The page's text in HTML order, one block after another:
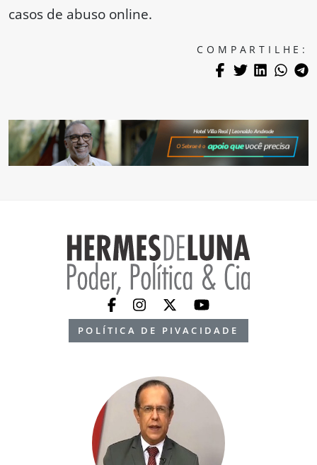
casos de abuso online.
COMPARTILHE:
POLÍTICA DE PIVACIDADE